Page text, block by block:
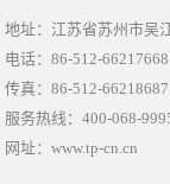
地址：江苏省苏州市吴
电话：86-512-66217668
传真：86-512-66218687
服务热线：400-068-
网址：www.tp-cn.cn